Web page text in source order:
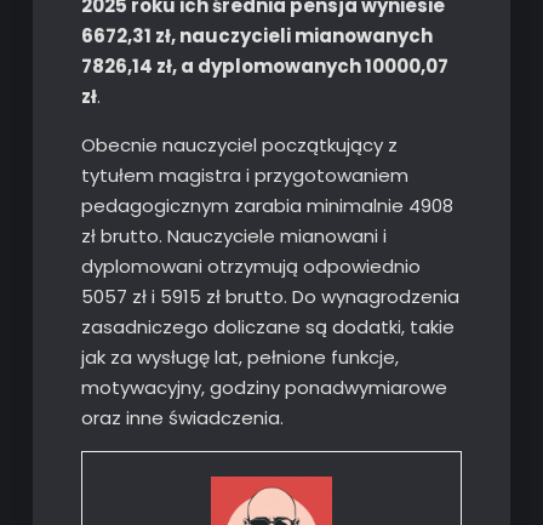
2025 roku ich średnia pensja wyniesie
6672,31 zł, nauczycieli mianowanych
7826,14 zł, a dyplomowanych 10000,07
zł.
Obecnie nauczyciel początkujący z
tytułem magistra i przygotowaniem
pedagogicznym zarabia minimalnie 4908
zł brutto. Nauczyciele mianowani i
dyplomowani otrzymują odpowiednio
5057 zł i 5915 zł brutto. Do wynagrodzenia
zasadniczego doliczane są dodatki, takie
jak za wysługę lat, pełnione funkcje,
motywacyjny, godziny ponadwymiarowe
oraz inne świadczenia.